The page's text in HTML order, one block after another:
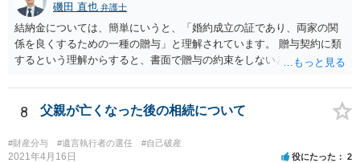
磯田 直也 弁護士
結納金については、簡単にいうと、「婚約成立の証であり、両家の関
係を良くするための一種の贈与」と理解されています。 贈与契約に類
するという理解からすると、書面で贈与の約束をしないと相手方は支
ことは困難です。 くれぐれも今後お気をつけください。 弁護士に対応
を依頼されるのも悪くはありませんが、感情的な理由が強いと思いま
8 父親が亡くなった後の相続について
#財産分与 #遺言執行者の選任 #自己破産
2021年4月16日 役にたった 2